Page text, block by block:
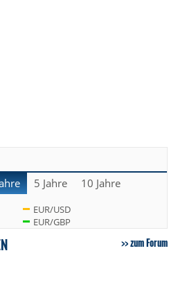
5 Jahre 10 Jahre
EUR/USD
EUR/GBP
zum Forum